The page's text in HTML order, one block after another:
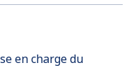
en charge du